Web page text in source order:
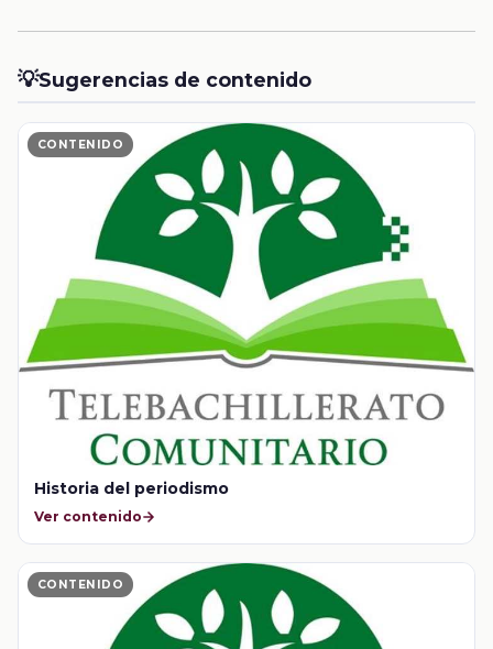
💡Sugerencias de contenido
CONTENIDO
Historia del periodismo
Ver contenido
CONTENIDO